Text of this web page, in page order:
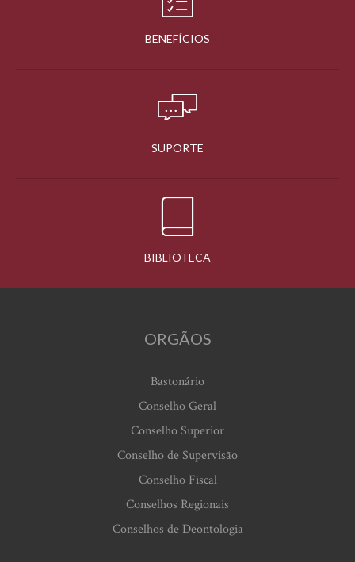
BENEFÍCIOS
SUPORTE
BIBLIOTECA
ORGÃOS
Bastonário
Conselho Geral
Conselho Superior
Conselho de Supervisão
Conselho Fiscal
Conselhos Regionais
Conselhos de Deontologia